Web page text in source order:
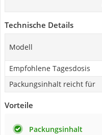
Technische Details
Modell
Empfohlene Tagesdosis
Packungsinhalt reicht für
Vorteile
Packungsinhalt